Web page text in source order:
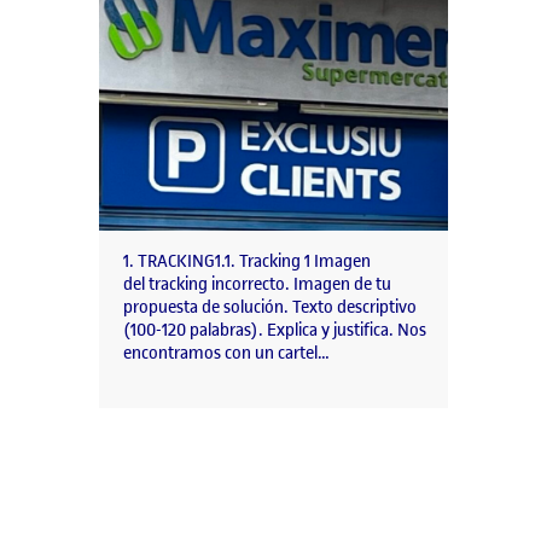
1. TRACKING1.1. Tracking 1 Imagen
del tracking incorrecto. Imagen de tu
propuesta de solución. Texto descriptivo
(100-120 palabras). Explica y justifica. Nos
encontramos con un cartel…